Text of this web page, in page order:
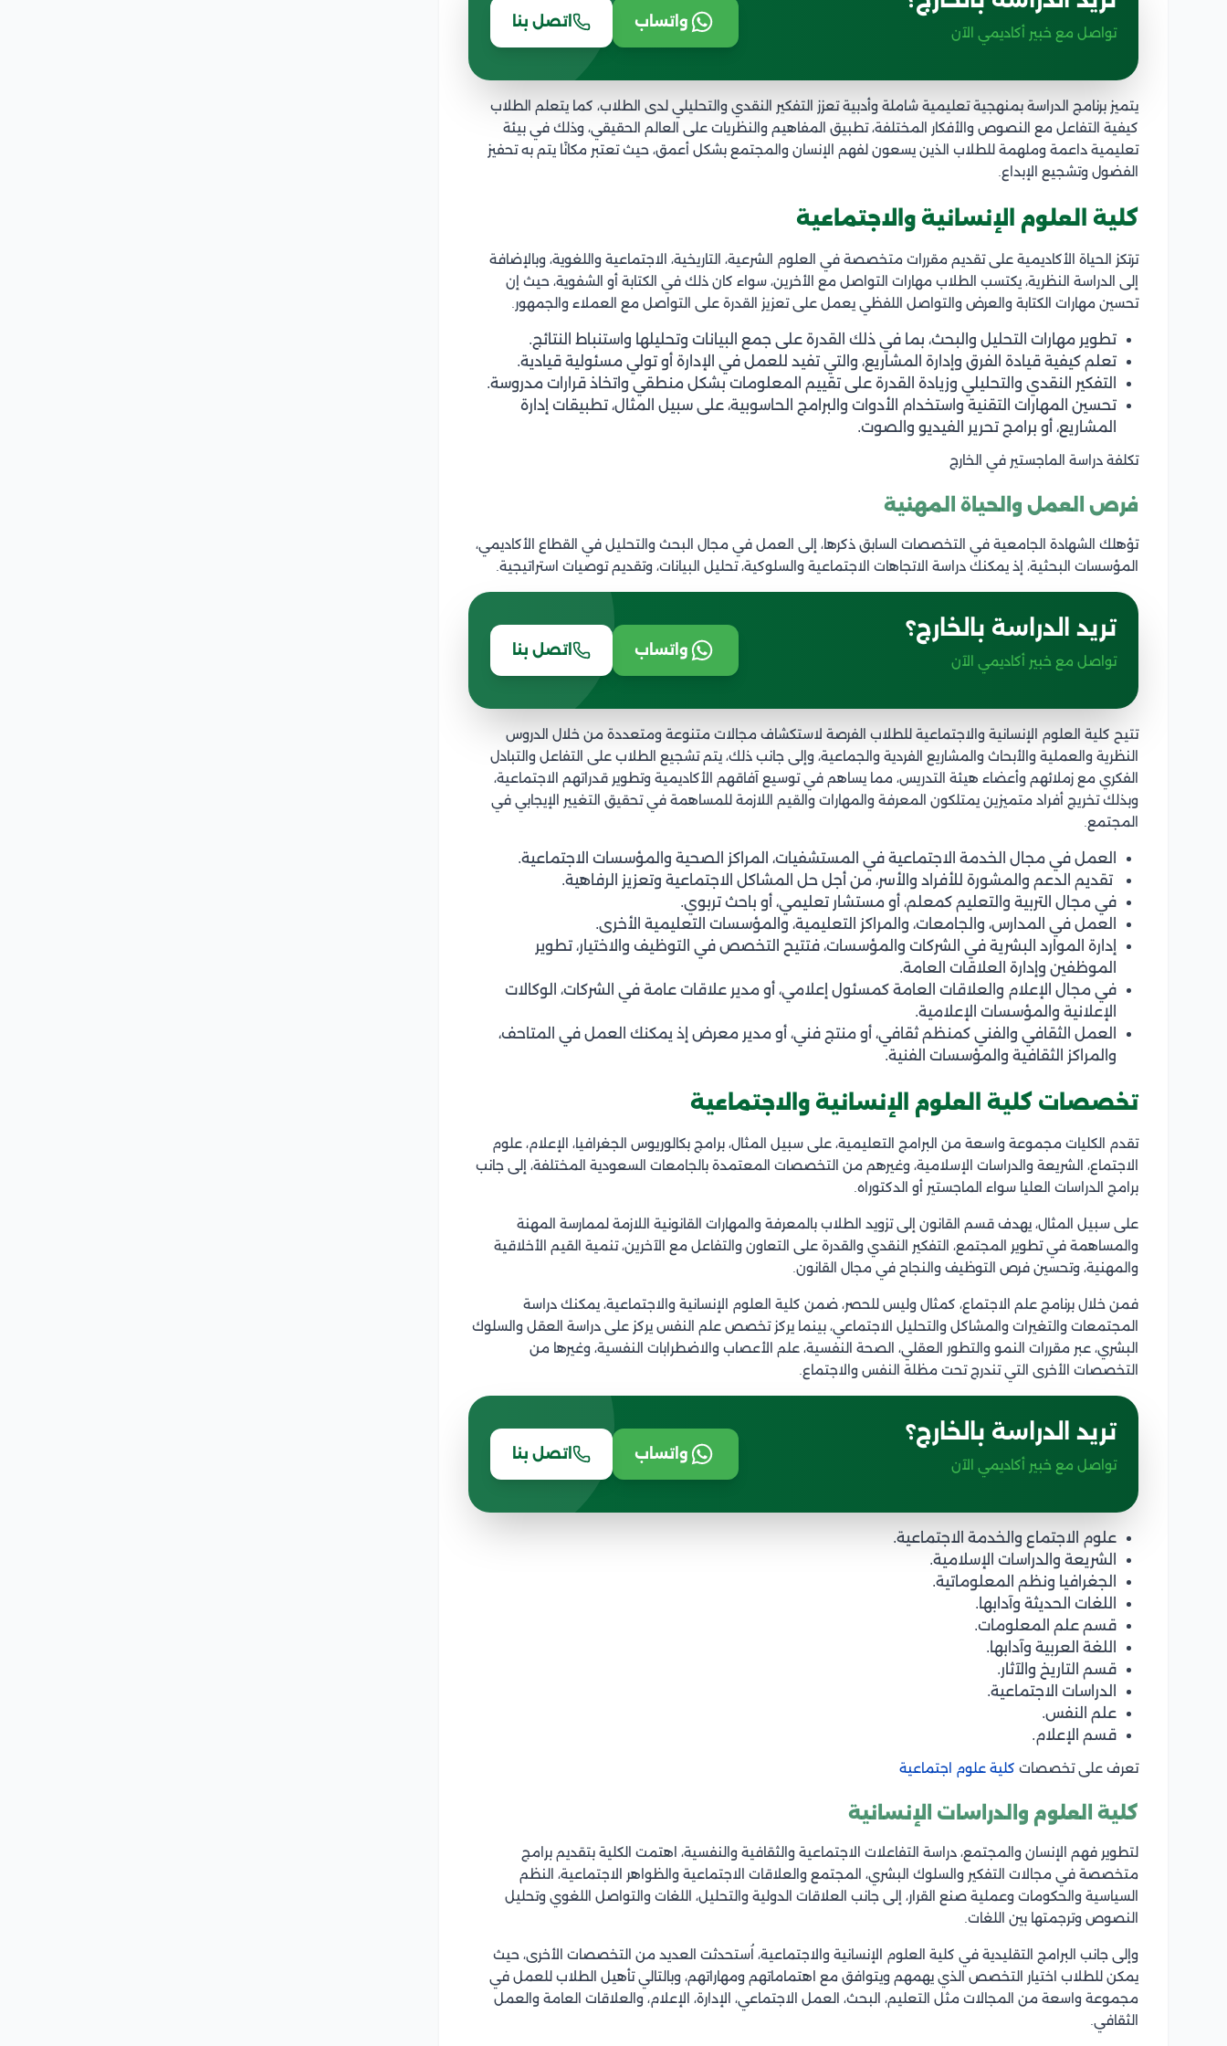
تواصل مع خبير أكاديمي الآن
واتساب اتصل بنا
يتميز برنامج الدراسة بمنهجية تعليمية شاملة وأدبية تعزز التفكير النقدي والتحليلي لدى الطلاب، كما يتعلم الطلاب
كيفية التفاعل مع النصوص والأفكار المختلفة، تطبيق المفاهيم والنظريات على العالم الحقيقي، وذلك في بيئة
تعليمية داعمة وملهمة للطلاب الذين يسعون لفهم الإنسان والمجتمع بشكل أعمق، حيث تعتبر مكانًا يتم به تحفيز
الفضول وتشجيع الإبداع.
كلية العلوم الإنسانية والاجتماعية
ترتكز الحياة الأكاديمية على تقديم مقررات متخصصة في العلوم الشرعية، التاريخية، الاجتماعية واللغوية، وبالإضافة
إلى الدراسة النظرية، يكتسب الطلاب مهارات التواصل مع الأخرين، سواء كان ذلك في الكتابة أو الشفوية، حيث إن
تحسين مهارات الكتابة والعرض والتواصل اللفظي يعمل على تعزيز القدرة على التواصل مع العملاء والجمهور.
تطوير مهارات التحليل والبحث، بما في ذلك القدرة على جمع البيانات وتحليلها واستنباط النتائج.
تعلم كيفية قيادة الفرق وإدارة المشاريع، والتي تفيد للعمل في الإدارة أو تولي مسئولية قيادية.
التفكير النقدي والتحليلي وزيادة القدرة على تقييم المعلومات بشكل منطقي واتخاذ قرارات مدروسة.
تحسين المهارات التقنية واستخدام الأدوات والبرامج الحاسوبية، على سبيل المثال، تطبيقات إدارة
المشاريع، أو برامج تحرير الفيديو والصوت.
تكلفة دراسة الماجستير في الخارج
فرص العمل والحياة المهنية
تؤهلك الشهادة الجامعية في التخصصات السابق ذكرها، إلى العمل في مجال البحث والتحليل في القطاع الأكاديمي،
المؤسسات البحثية، إذ يمكنك دراسة الاتجاهات الاجتماعية والسلوكية، تحليل البيانات، وتقديم توصيات استراتيجية.
تريد الدراسة بالخارج؟
تواصل مع خبير أكاديمي الآن
واتساب اتصل بنا
تتيح كلية العلوم الإنسانية والاجتماعية للطلاب الفرصة لاستكشاف مجالات متنوعة ومتعددة من خلال الدروس
النظرية والعملية والأبحاث والمشاريع الفردية والجماعية، وإلى جانب ذلك، يتم تشجيع الطلاب على التفاعل والتبادل
الفكري مع زملائهم وأعضاء هيئة التدريس، مما يساهم في توسيع آفاقهم الأكاديمية وتطوير قدراتهم الاجتماعية،
وبذلك تخريج أفراد متميزين يمتلكون المعرفة والمهارات والقيم اللازمة للمساهمة في تحقيق التغيير الإيجابي في
المجتمع.
العمل في مجال الخدمة الاجتماعية في المستشفيات، المراكز الصحية والمؤسسات الاجتماعية.
تقديم الدعم والمشورة للأفراد والأسر، من أجل حل المشاكل الاجتماعية وتعزيز الرفاهية.
في مجال التربية والتعليم كمعلم، أو مستشار تعليمي، أو باحث تربوي.
العمل في المدارس، والجامعات، والمراكز التعليمية، والمؤسسات التعليمية الأخرى.
إدارة الموارد البشرية في الشركات والمؤسسات، فتتيح التخصص في التوظيف والاختيار، تطوير
الموظفين وإدارة العلاقات العامة.
في مجال الإعلام والعلاقات العامة كمسئول إعلامي، أو مدير علاقات عامة في الشركات، الوكالات
الإعلانية والمؤسسات الإعلامية.
العمل الثقافي والفني كمنظم ثقافي، أو منتج فني، أو مدير معرض إذ يمكنك العمل في المتاحف،
والمراكز الثقافية والمؤسسات الفنية.
تخصصات كلية العلوم الإنسانية والاجتماعية
تقدم الكليات مجموعة واسعة من البرامج التعليمية، على سبيل المثال، برامج بكالوريوس الجغرافيا، الإعلام، علوم
الاجتماع، الشريعة والدراسات الإسلامية، وغيرهم من التخصصات المعتمدة بالجامعات السعودية المختلفة، إلى جانب
برامج الدراسات العليا سواء الماجستير أو الدكتوراه.
على سبيل المثال، يهدف قسم القانون إلى تزويد الطلاب بالمعرفة والمهارات القانونية اللازمة لممارسة المهنة
والمساهمة في تطوير المجتمع، التفكير النقدي والقدرة على التعاون والتفاعل مع الآخرين، تنمية القيم الأخلاقية
والمهنية، وتحسين فرص التوظيف والنجاح في مجال القانون.
فمن خلال برنامج علم الاجتماع، كمثال وليس للحصر، ضمن كلية العلوم الإنسانية والاجتماعية، يمكنك دراسة
المجتمعات والتغيرات والمشاكل والتحليل الاجتماعي، بينما يركز تخصص علم النفس يركز على دراسة العقل والسلوك
البشري، عبر مقررات النمو والتطور العقلي، الصحة النفسية، علم الأعصاب والاضطرابات النفسية، وغيرها من
التخصصات الأخرى التي تندرج تحت مظلة النفس والاجتماع.
تريد الدراسة بالخارج؟
تواصل مع خبير أكاديمي الآن
واتساب اتصل بنا
علوم الاجتماع والخدمة الاجتماعية.
الشريعة والدراسات الإسلامية.
الجغرافيا ونظم المعلوماتية.
اللغات الحديثة وآدابها.
قسم علم المعلومات.
اللغة العربية وآدابها.
قسم التاريخ والآثار.
الدراسات الاجتماعية.
علم النفس.
قسم الإعلام.
تعرف على تخصصات كلية علوم اجتماعية
كلية العلوم والدراسات الإنسانية
لتطوير فهم الإنسان والمجتمع، دراسة التفاعلات الاجتماعية والثقافية والنفسية، اهتمت الكلية بتقديم برامج
متخصصة في مجالات التفكير والسلوك البشري، المجتمع والعلاقات الاجتماعية والظواهر الاجتماعية، النظم
السياسية والحكومات وعملية صنع القرار، إلى جانب العلاقات الدولية والتحليل، اللغات والتواصل اللغوي وتحليل
النصوص وترجمتها بين اللغات.
وإلى جانب البرامج التقليدية في كلية العلوم الإنسانية والاجتماعية، اُستحدثت العديد من التخصصات الأخرى، حيث
يمكن للطلاب اختيار التخصص الذي يهمهم ويتوافق مع اهتماماتهم ومهاراتهم، وبالتالي تأهيل الطلاب للعمل في
مجموعة واسعة من المجالات مثل التعليم، البحث، العمل الاجتماعي، الإدارة، الإعلام، والعلاقات العامة والعمل
الثقافي.